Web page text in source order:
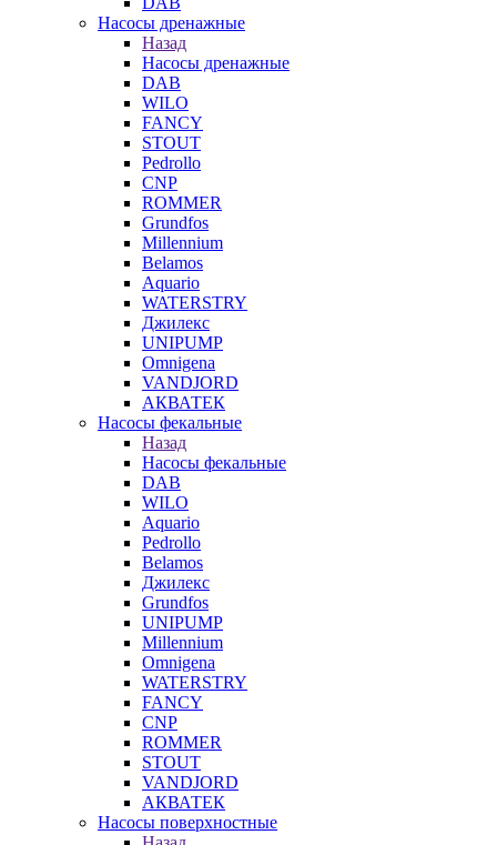
Насосы дренажные
Назад
Насосы дренажные
DAB
WILO
FANCY
STOUT
Pedrollo
CNP
ROMMER
Grundfos
Millennium
Belamos
Aquario
WATERSTRY
Джилекс
UNIPUMP
Omnigena
VANDJORD
АКВАТЕК
Насосы фекальные
Назад
Насосы фекальные
DAB
WILO
Aquario
Pedrollo
Belamos
Джилекс
Grundfos
UNIPUMP
Millennium
Omnigena
WATERSTRY
FANCY
CNP
ROMMER
STOUT
VANDJORD
АКВАТЕК
Насосы поверхностные